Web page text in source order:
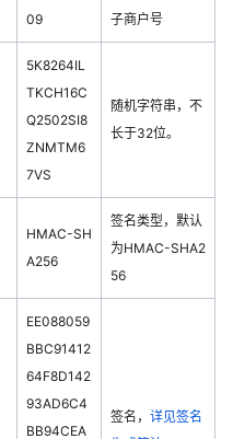
09
子商户号
5K8264IL
TKCH16C
Q2502SI8
ZNMTM6
7VS
随机字符串，不
长于32位。
HMAC-SH
A256
签名类型，默认
为HMAC-SHA2
56
EE088059
BBC91412
64F8D142
93AD6C4
BB94CEA
签名， 详见签名